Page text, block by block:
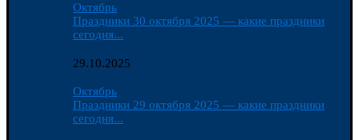
Октябрь
Праздники 30 октября 2025 — какие праздники
сегодня...
29.10.2025
Октябрь
Праздники 29 октября 2025 — какие праздники
сегодня...